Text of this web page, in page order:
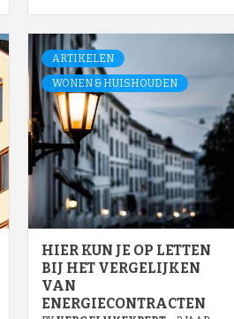
ARTIKELEN
WONEN & HUISHOUDEN
HIER KUN JE OP LETTEN
BIJ HET VERGELIJKEN
VAN
ENERGIECONTRACTEN